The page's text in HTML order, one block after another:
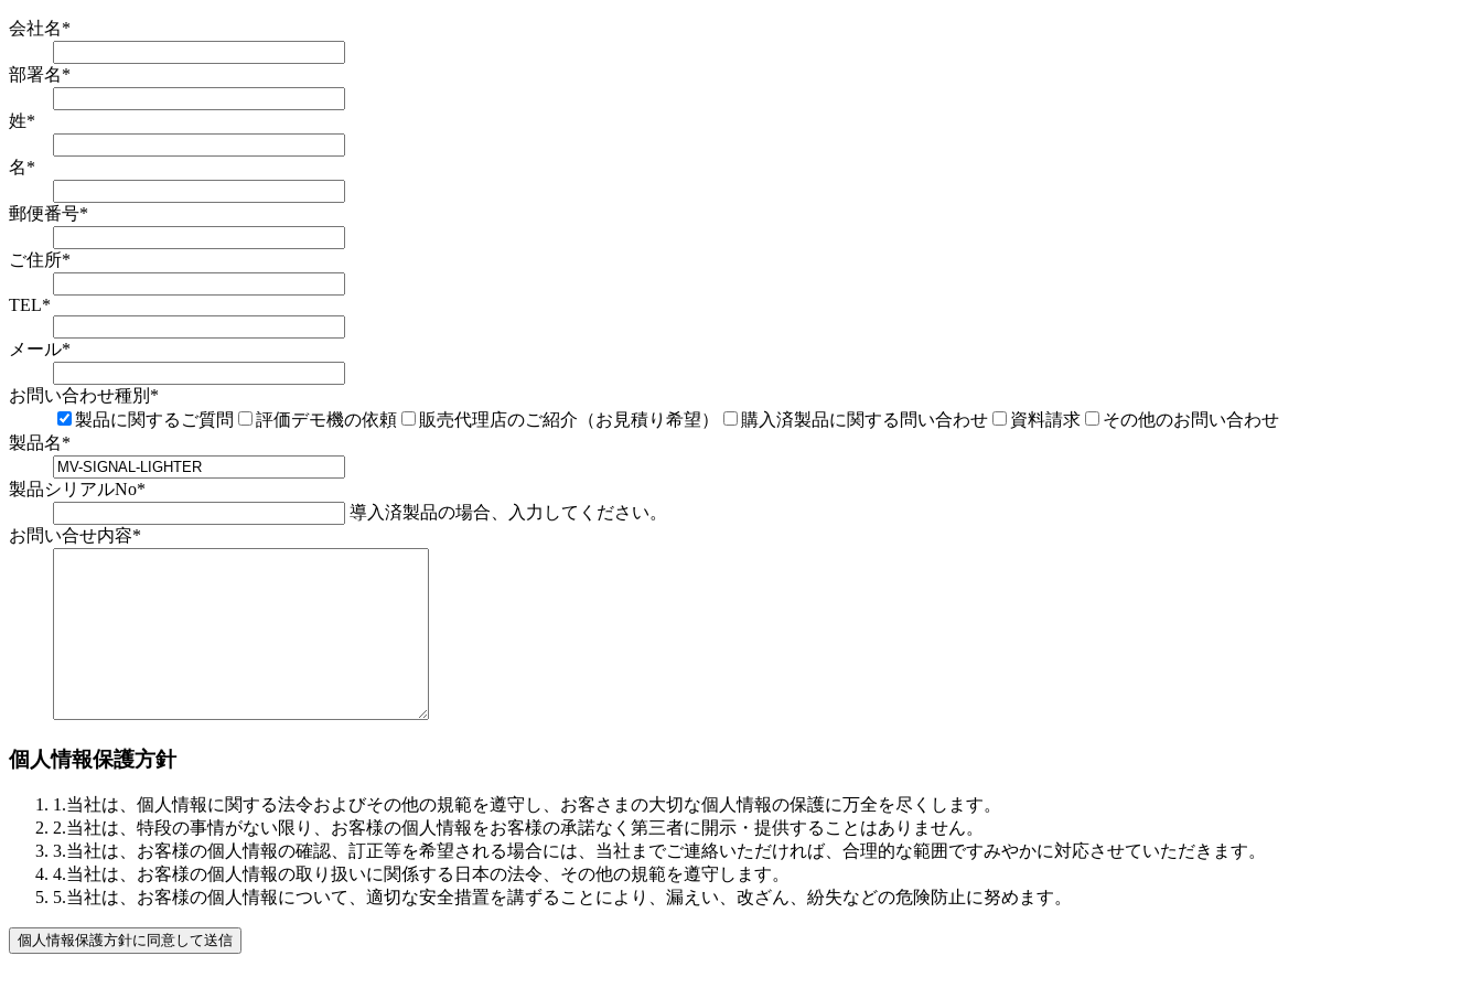
会社名*
部署名*
姓*
名*
郵便番号*
ご住所*
TEL*
メール*
お問い合わせ種別 *
製品に関するご質問
評価デモ機の依頼 販売代理店のご紹介（お見積り希望） 購入済製品に関する問い合わせ 資料請求
その他のお問い合わせ
製品名*
製品シリアルNo*
導入済製品の場合、入力してください。
お問い合せ内容*
個人情報保護方針
1.当社は、個人情報に関する法令およびその他の規範を遵守し、お客さまの大切な個人情報の保護に万全を尽くします。
2.当社は、特段の事情がない限り、お客様の個人情報をお客様の承諾なく第三者に開示・提供することはありません。
3.当社は、お客様の個人情報の確認、訂正等を希望される場合には、当社までご連絡いただければ、合理的な範囲ですみやかに対応させていただきます。
4.当社は、お客様の個人情報の取り扱いに関係する日本の法令、その他の規範を遵守します。
5.当社は、お客様の個人情報について、適切な安全措置を講ずることにより、漏えい、改ざん、紛失などの危険防止に努めます。